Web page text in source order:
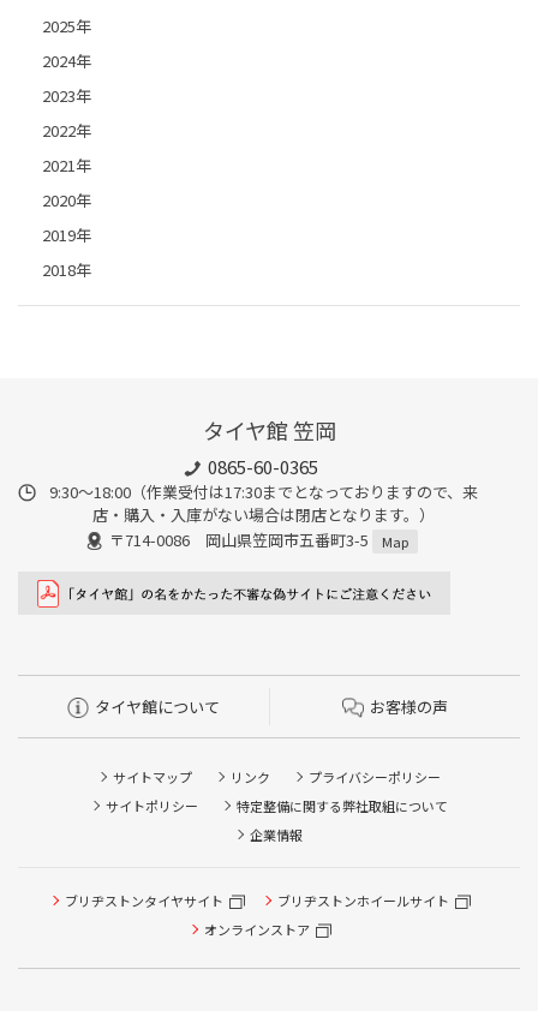
2025年
2024年
2023年
2022年
2021年
2020年
2019年
2018年
タイヤ館 笠岡
0865-60-0365
9:30～18:00（作業受付は17:30までとなっておりますので、来
店・購入・入庫がない場合は閉店となります。）
〒714-0086 岡山県笠岡市五番町3-5
Map
タイヤ館について お客様の声
サイトマップ リンク
プライバシーポリシー
サイトポリシー
特定整備に関する弊社取組について
企業情報
ブリヂストンタイヤサイト
ブリヂストンホイールサイト
オンラインストア
タイヤ点検・安全点検/タイヤ履き替え/オイル交換/その他
ピット作業の予約